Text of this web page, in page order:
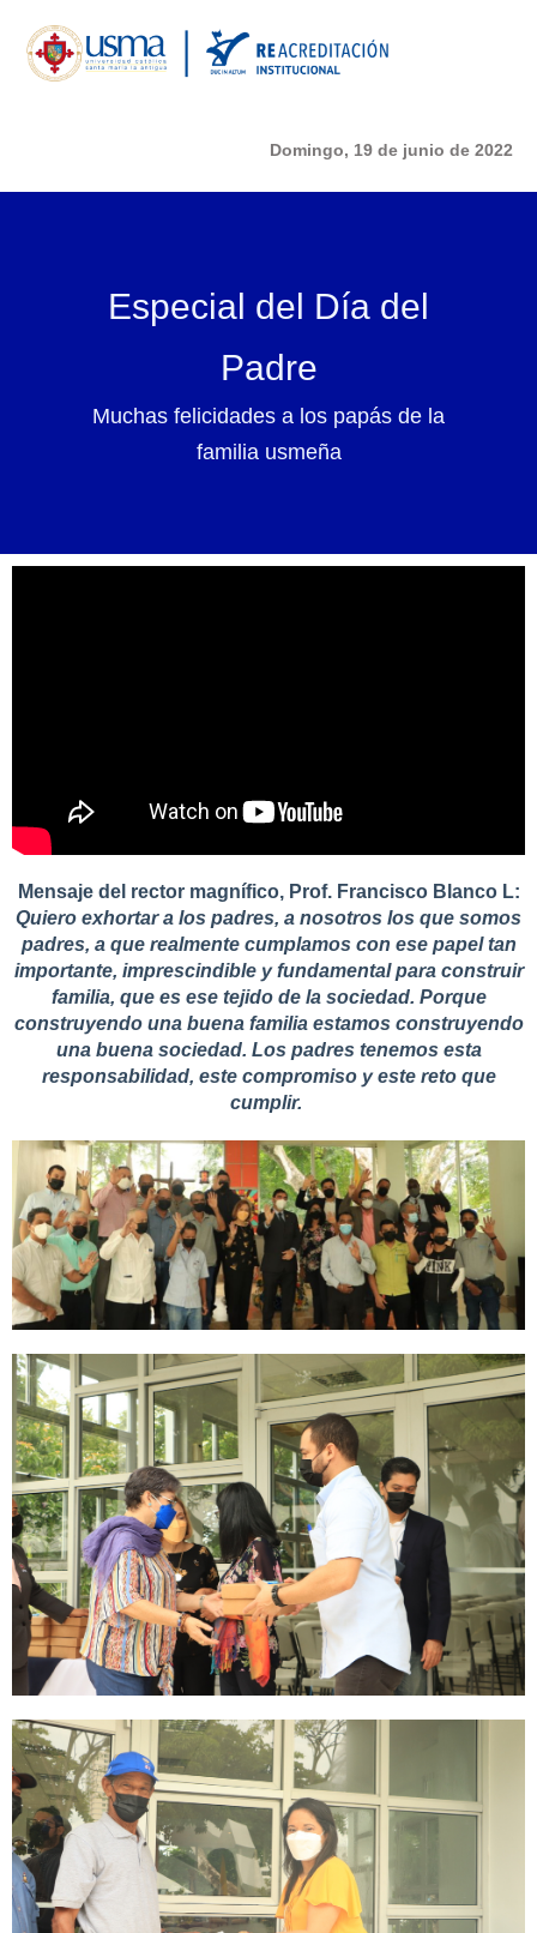
Domingo, 19 de junio de 2022
Especial del Día del
Padre
Muchas felicidades a los papás de la
familia usmeña
Mensaje del rector magnífico, Prof. Francisco Blanco L:
Quiero exhortar a los padres, a nosotros los que somos
padres, a que realmente cumplamos con ese papel tan
importante, imprescindible y fundamental para construir
familia, que es ese tejido de la sociedad. Porque
construyendo una buena familia estamos construyendo
una buena sociedad. Los padres tenemos esta
responsabilidad, este compromiso y este reto que
cumplir.